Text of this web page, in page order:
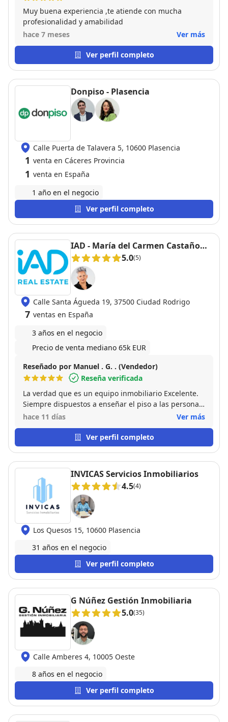
Muy buena experiencia ,te atiende con mucha
profesionalidad y amabilidad
hace 7 meses
Ver más
Ver perfil completo
Donpiso - Plasencia
Calle Puerta de Talavera 5, 10600 Plasencia
1 venta en Cáceres Provincia
1 venta en España
1 año en el negocio
Ver perfil completo
IAD - María del Carmen Castaño
Montero
5.0(5)
Calle Santa Águeda 19, 37500 Ciudad Rodrigo
7 ventas en España
3 años en el negocio
Precio de venta mediano 65k EUR
Reseñado por Manuel . G. . (Vendedor)
Reseña verificada
La verdad que es un equipo inmobiliario Excelente.
Siempre dispuestos a enseñar el piso a las personas
interesadas. Y se vendió super rápido. Les agradezco
hace 11 días Ver más
Ver perfil completo
INVICAS Servicios Inmobiliarios
4.5(4)
Los Quesos 15, 10600 Plasencia
31 años en el negocio
Ver perfil completo
G Núñez Gestión Inmobiliaria
5.0(35)
Calle Amberes 4, 10005 Oeste
8 años en el negocio
Ver perfil completo